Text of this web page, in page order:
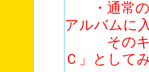
・通常の
アルバムに
そのキャ
Ｃ」として